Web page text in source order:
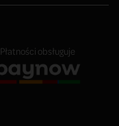
Płatności obsługuje